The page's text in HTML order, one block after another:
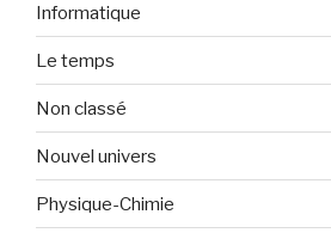
Informatique
Le temps
Non classé
Nouvel univers
Physique-Chimie